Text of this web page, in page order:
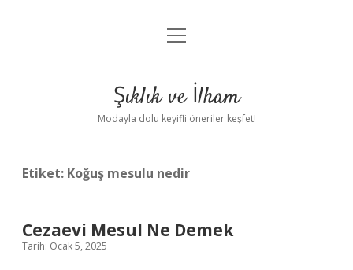
Anasayfa
Yasal Uyarı
menüyü
Şıklık ve İlham
Modayla dolu keyifli öneriler keşfet!
Etiket: Koğuş mesulu nedir
Cezaevi Mesul Ne Demek
Tarih: Ocak 5, 2025